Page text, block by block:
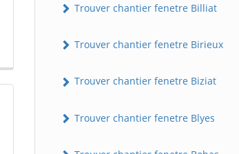
Trouver chantier fenetre Billiat
Trouver chantier fenetre Birieux
Trouver chantier fenetre Biziat
Trouver chantier fenetre Blyes